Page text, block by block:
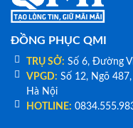
ĐỒNG PHỤC QMI
TRỤ SỞ: Số 6, Đường
VPGD: Số 12, Ngõ
Hà Nội
HOTLINE: